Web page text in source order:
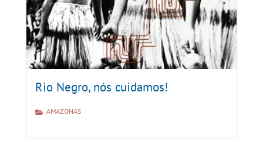
Rio Negro, nós cuidamos!
AMAZONAS